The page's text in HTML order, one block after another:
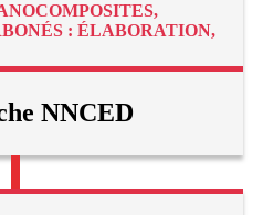
: ÉLABORATION,
NNCED